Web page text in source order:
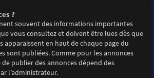
?
souvent des informations importantes
vous consultez et doivent être lues dès que
apparaissent en haut de chaque page du
sont publiées. Comme pour les annonces
publier des annonces dépend des
l’administrateur.